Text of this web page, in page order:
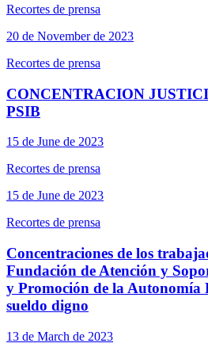
Recortes de prensa
20 de November de 2023
Recortes de prensa
CONCENTRACION
PSIB
15 de June de 2023
Recortes de prensa
15 de June de 2023
Recortes de prensa
Concentraciones de los
Fundación de Atención y
y Promoción de la Autonomía
sueldo digno
13 de March de 2023